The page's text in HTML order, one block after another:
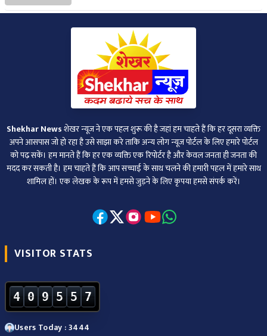
Shekhar Newsशेखर न्‍यूज ने एक पहल शुरू की है जहां हम चाहते हैं कि हर दूसरा व्‍यक्ति
अपने आसपास जो हो रहा है उसे साझा करे ताकि अन्‍य लोग न्‍यूज पोर्टल के लिए हमारे पोर्टल
को पढ़ सकें। हम मानते हैं कि हर एक व्यक्ति एक रिपोर्टर है और केवल जनता ही जनता की
मदद कर सकती है। हम चाहते हैं कि आप सच्चाई के साथ चलने की हमारी पहल में हमारे साथ
शामिल हों। एक लेखक के रूप में हमसे जुड़ने के लिए कृपया हमसे संपर्क करें।
VISITOR STATS
4 0 9 5 5 7
Users Today : 3444